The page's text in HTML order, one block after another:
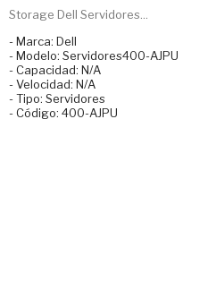
Storage Dell Servidores...
- Marca: Dell
- Modelo: Servidores400-AJPU
- Capacidad: N/A
- Velocidad: N/A
- Tipo: Servidores
- Código: 400-AJPU